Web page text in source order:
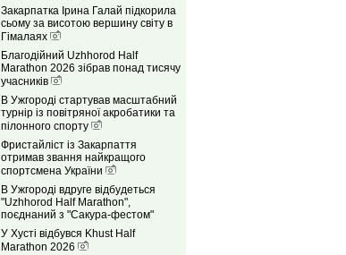
Закарпатка Ірина Галай підкорила
сьому за висотою вершину світу в
Гімалаях
Благодійний Uzhhorod Half
Marathon 2026 зібрав понад тисячу
учасників
В Ужгороді стартував масштабний
турнір із повітряної акробатики та
пілонного спорту
Фристайліст із Закарпаття
отримав звання найкращого
спортсмена України
В Ужгороді вдруге відбудеться
"Uzhhorod Half Marathon",
поєднаний з "Сакура-фестом"
У Хусті відбувся Khust Half
Marathon 2026